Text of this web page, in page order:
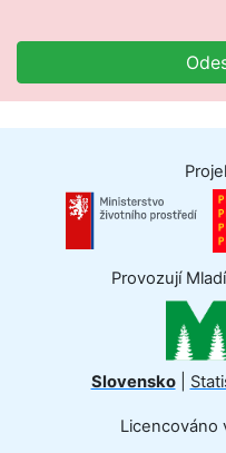
Provozují
Slovensko|
Licencováno